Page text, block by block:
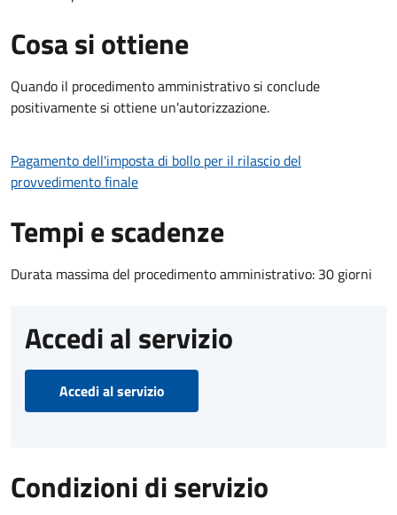
Cosa si ottiene
Quando il procedimento amministrativo si conclude
positivamente si ottiene un'autorizzazione.
Pagamento dell'imposta di bollo per il rilascio del
provvedimento finale
Tempi e scadenze
Durata massima del procedimento amministrativo: 30 giorni
Accedi al servizio
Accedi al servizio
Condizioni di servizio